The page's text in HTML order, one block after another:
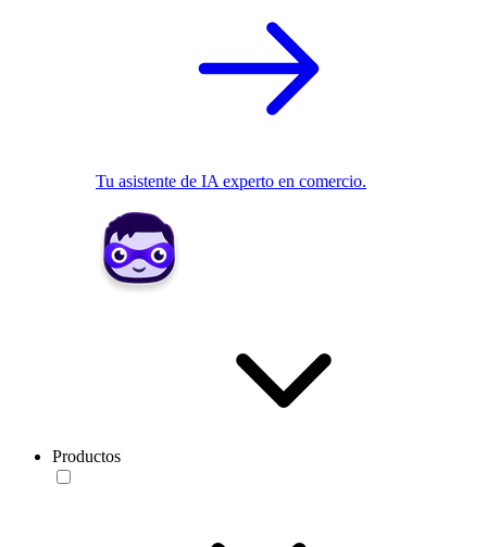
Tu asistente de IA experto en comercio.
Productos